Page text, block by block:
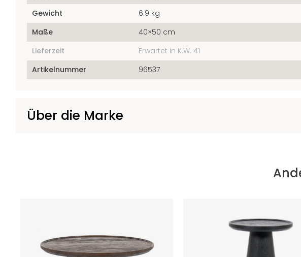
Gewicht
6.9 kg
Maße
40×50 cm
Lieferzeit
Erwartet in K.W. 41
Artikelnummer
96537
Über die Marke